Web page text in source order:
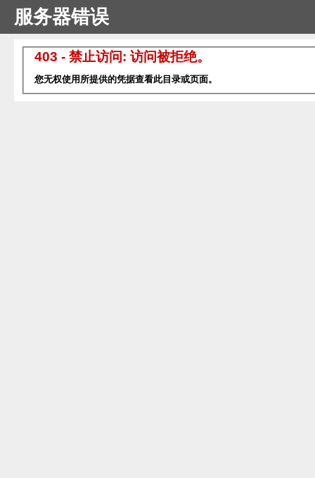
服务器错误
403 - 禁止访问: 访问被拒绝。
您无权使用所提供的凭据查看此目录或页面。